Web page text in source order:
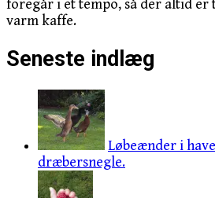
foregår i et tempo, så der altid er
varm kaffe.
Seneste indlæg
Løbeænder i
dræbersnegle.